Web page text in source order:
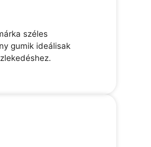
széles
gumik ideálisak